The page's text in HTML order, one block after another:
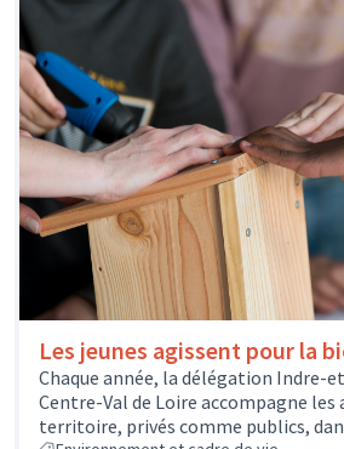
Les jeunes agissent pour la
Chaque année, la délégation Indre-
Centre-Val de Loire accompagne les
territoire, privés comme publics,